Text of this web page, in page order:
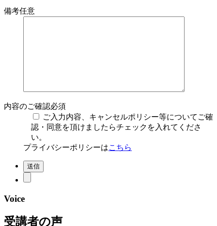
備考任意
内容のご確認必須
ご入力内容、キャンセルポリシー等についてご確
認・同意を頂けましたらチェックを入れてくださ
い。
プライバシーポリシーはこちら
Voice
受講者の声